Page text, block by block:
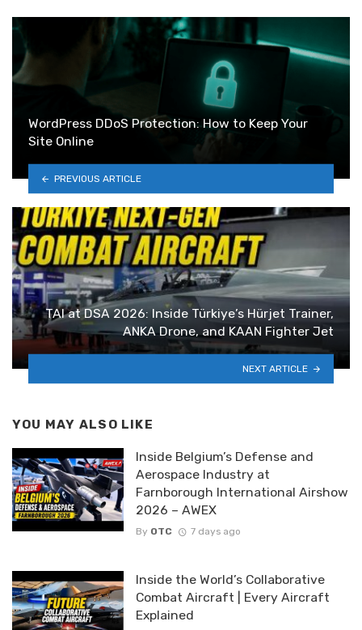
WordPress DDoS Protection: How to Keep Your
Site Online
PREVIOUS ARTICLE
TAI at DSA 2026: Inside Türkiye’s Hürjet Trainer,
ANKA Drone, and KAAN Fighter Jet
NEXT ARTICLE
YOU MAY ALSO LIKE
Inside Belgium’s Defense and
Aerospace Industry at
Farnborough International Airshow
2026 – AWEX
By OTC 7 days ago
Inside the World’s Collaborative
Combat Aircraft | Every Aircraft
Explained